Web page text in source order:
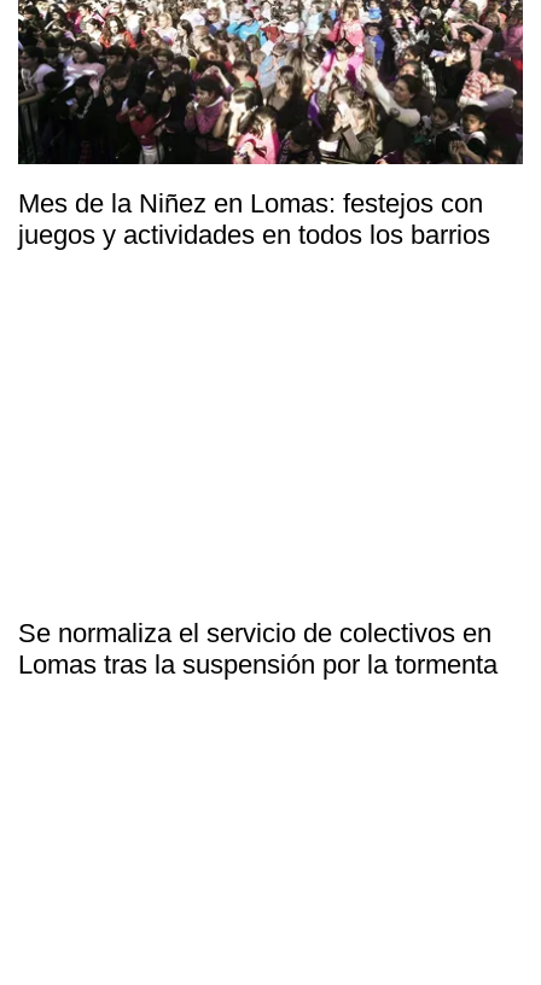
Mes de la Niñez en Lomas: festejos con
juegos y actividades en todos los barrios
Se normaliza el servicio de colectivos en
Lomas tras la suspensión por la tormenta